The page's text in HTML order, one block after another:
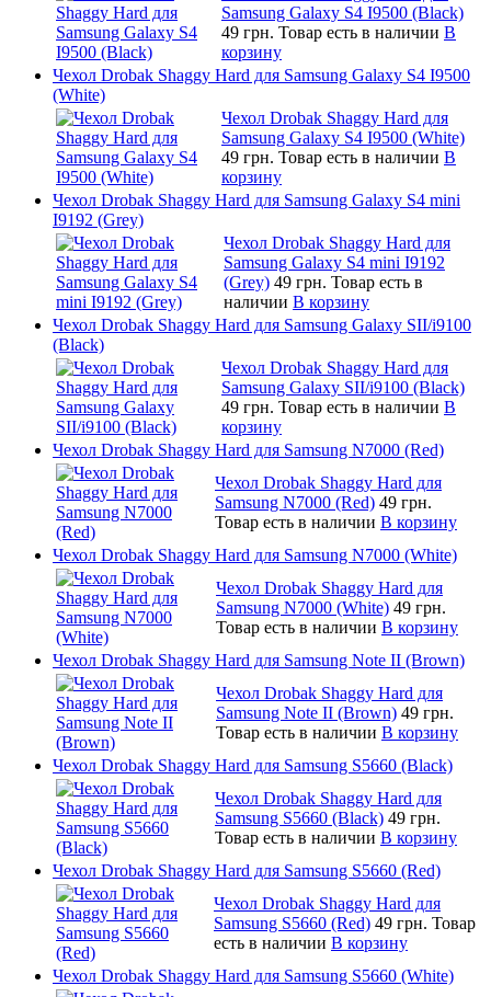
Samsung Galaxy S4 I9500 (Black)
49 грн. Товар есть в наличии В
корзину
Чехол Drobak Shaggy Hard для Samsung Galaxy S4 I9500
(White)
Чехол Drobak Shaggy Hard для
Samsung Galaxy S4 I9500 (White)
49 грн. Товар есть в наличии В
корзину
Чехол Drobak Shaggy Hard для Samsung Galaxy S4 mini
I9192 (Grey)
Чехол Drobak Shaggy Hard для
Samsung Galaxy S4 mini I9192
(Grey) 49 грн. Товар есть в
наличии В корзину
Чехол Drobak Shaggy Hard для Samsung Galaxy SII/i9100
(Black)
Чехол Drobak Shaggy Hard для
Samsung Galaxy SII/i9100 (Black)
49 грн. Товар есть в наличии В
корзину
Чехол Drobak Shaggy Hard для Samsung N7000 (Red)
Чехол Drobak Shaggy Hard для
Samsung N7000 (Red) 49 грн.
Товар есть в наличии В корзину
Чехол Drobak Shaggy Hard для Samsung N7000 (White)
Чехол Drobak Shaggy Hard для
Samsung N7000 (White) 49 грн.
Товар есть в наличии В корзину
Чехол Drobak Shaggy Hard для Samsung Note II (Brown)
Чехол Drobak Shaggy Hard для
Samsung Note II (Brown) 49 грн.
Товар есть в наличии В корзину
Чехол Drobak Shaggy Hard для Samsung S5660 (Black)
Чехол Drobak Shaggy Hard для
Samsung S5660 (Black) 49 грн.
Товар есть в наличии В корзину
Чехол Drobak Shaggy Hard для Samsung S5660 (Red)
Чехол Drobak Shaggy Hard для
Samsung S5660 (Red) 49 грн. Товар
есть в наличии В корзину
Чехол Drobak Shaggy Hard для Samsung S5660 (White)